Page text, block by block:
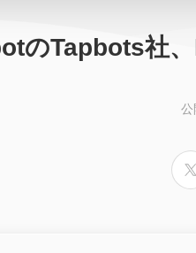
のTapbots社
公